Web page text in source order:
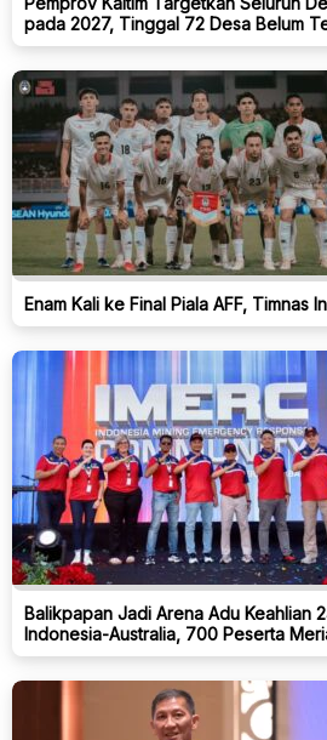
pada 2027, Tinggal 72 Desa Belum
Enam Kali ke Final Piala AFF, Timnas
Balikpapan Jadi Arena Adu Keahlian
Indonesia-Australia, 700 Peserta